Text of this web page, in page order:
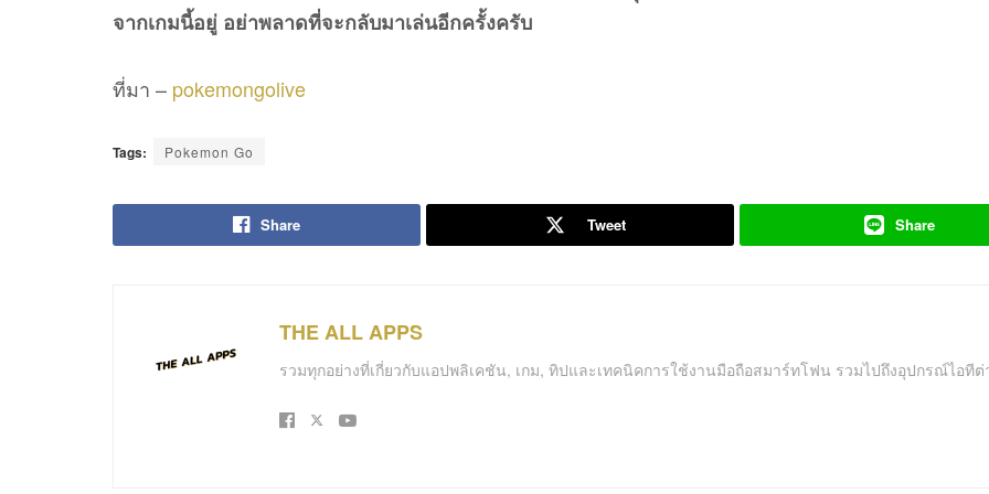
จากเกมนี้อยู่ อย่าพลาดที่จะกลับมาเล่นอีกครั้งครับ
ที่มา – pokemongolive
Tags: Pokemon Go
Share Tweet Share
THE ALL APPS
รวมทุกอย่างที่เกี่ยวกับแอปพลิเคชัน, เกม, ทิปและเทคนิคการใช้งานมือถือสมาร์ทโฟน รวมไปถึงอุปกรณ์ไอทีต่